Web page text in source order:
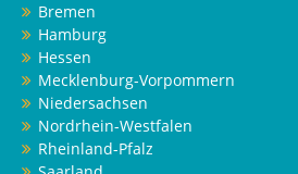
Bremen
Hamburg
Hessen
Mecklenburg-Vorpommern
Niedersachsen
Nordrhein-Westfalen
Rheinland-Pfalz